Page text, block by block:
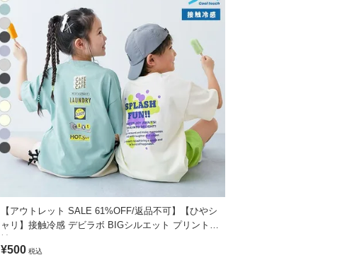
【アウトレット SALE 61%OFF/返品不可】【ひやシ
ャリ】接触冷感 デビラボ BIGシルエット プリント半
袖Tシャツ
¥500 税込